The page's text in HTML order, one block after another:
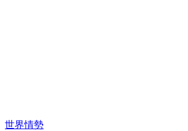
世界情勢